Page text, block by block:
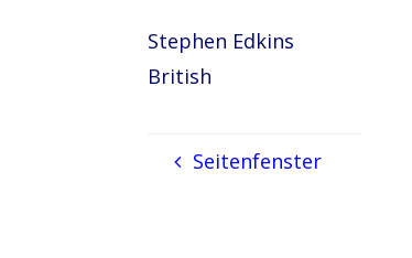
Stephen Edkins
British
Seitenfenster